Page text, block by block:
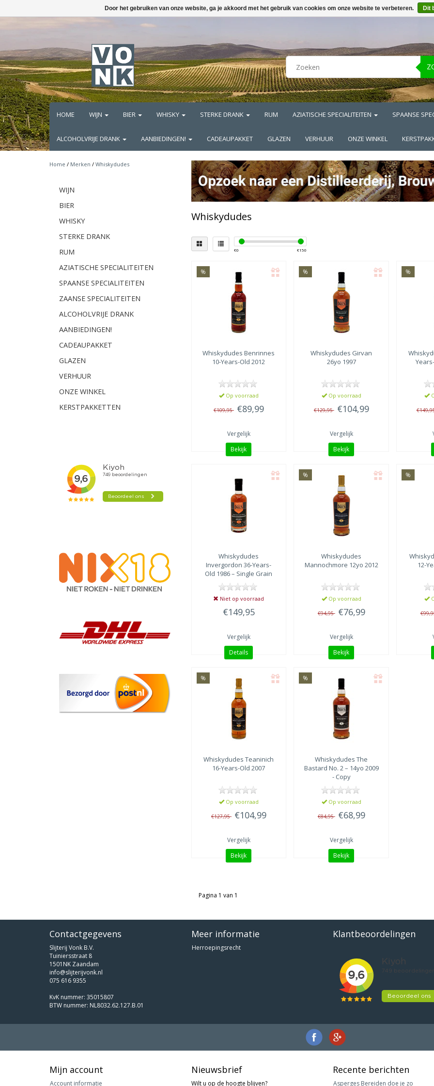
HOME WIJN BIER WHISKY STERKE DRANK RUM AZIATISCHE SPECIALITEITEN SPAANSE
ALCOHOLVRIJE DRANK AANBIEDINGEN! CADEAUPAKKET GLAZEN VERHUUR ONZE WINKEL
Home / Merken / Whiskydudes
WIJN
BIER
WHISKY
STERKE DRANK
RUM
AZIATISCHE SPECIALITEITEN
SPAANSE SPECIALITEITEN
ZAANSE SPECIALITEITEN
ALCOHOLVRIJE DRANK
AANBIEDINGEN!
CADEAUPAKKET
GLAZEN
VERHUUR
ONZE WINKEL
KERSTPAKKETTEN
Whiskydudes
€0 €150
%
Whiskydudes Benrinnes
10-Years-Old 2012
Op voorraad
€109,95 €89,99
Vergelijk
Bekijk
%
Whiskydudes Girvan
26yo 1997
Op voorraad
€129,95 €104,99
Vergelijk
Bekijk
%
Whiskydudes
Invergordon 36-Years-
Old 1986 – Single Grain
Scotch Whisky - Batch
23661A
Niet op voorraad
€149,95
Vergelijk
Details
%
Whiskydudes
Mannochmore 12yo 2012
Op voorraad
€94,95 €76,99
Vergelijk
Bekijk
%
12-
%
Whiskydudes Teaninich
16-Years-Old 2007
Op voorraad
€127,95 €104,99
Vergelijk
Bekijk
%
Whiskydudes The
Bastard No. 2 – 14yo 2009
- Copy
Op voorraad
€84,95 €68,99
Vergelijk
Bekijk
Pagina 1 van 1
Contactgegevens
Slijterij Vonk B.V.
Tuiniersstraat 8
1501NK Zaandam
info@slijterijvonk.nl
075 616 9355
KvK nummer: 35015807
BTW nummer: NL8032.62.127.B.01
Meer informatie
Herroepingsrecht
Klantbeoordelingen
Mijn account
Account informatie
Nieuwsbrief
Wilt u op de hoogte blijven?
Recente berichten
Asperges Bereiden doe je zo
Door het gebruiken van onze website, ga je akkoord met het gebruik van cookies om onze website te verbeteren. Dit